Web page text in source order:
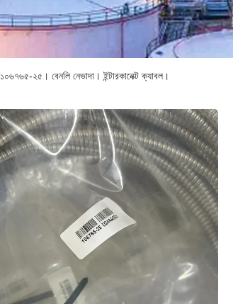
১০৬৭৬৫-২৫। বেনলি নেভাদা। ইন্টারকানেক্ট ক্যাবল।